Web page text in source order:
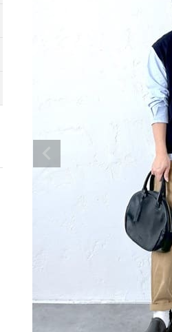
靴
タンクトップ・
デニムパンツ
その他のパンツ
ジャケット
コート
その他アウター